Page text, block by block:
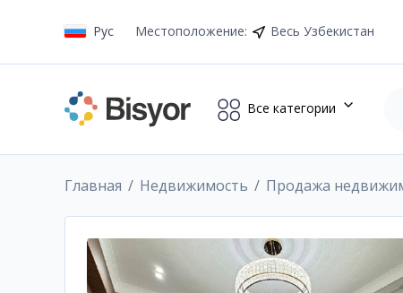
Рус Местоположение: Весь Узбекистан
Все категории
Главная Недвижимость Продажа